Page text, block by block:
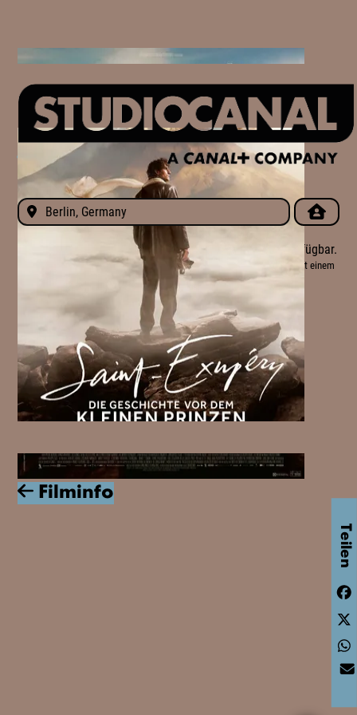
Teilen
Filminfo
Im Kino Filmtrailer ansehen
Leider sind für diesen Ort derzeit keine Spielzeiten verfügbar.
Bitte schauen Sie später noch einmal vorbei oder versuchen Sie es mit einem
anderen Ort.
Spielzeiten auch verfügbar unter
HOLZMINDEN (276.13KM)
HAMELN (278.13KM)
RITTERHUDE (322.66KM)